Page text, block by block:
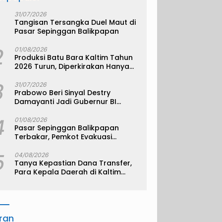
31/07/2026
Tangisan Tersangka Duel Maut di
Pasar Sepinggan Balikpapan
01/08/2026
Produksi Batu Bara Kaltim Tahun
2026 Turun, Diperkirakan Hanya
31/07/2026
Prabowo Beri Sinyal Destry
Damayanti Jadi Gubernur BI
01/08/2026
Pasar Sepinggan Balikpapan
Terbakar, Pemkot Evakuasi
04/08/2026
Tanya Kepastian Dana Transfer,
Para Kepala Daerah di Kaltim